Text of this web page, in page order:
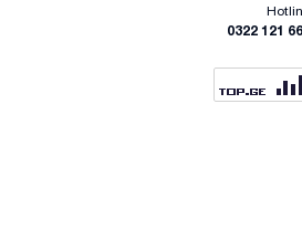
0322 121